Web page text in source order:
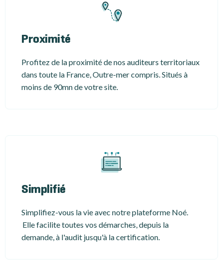
Proximité
Profitez de la proximité de nos auditeurs territoriaux
dans toute la France, Outre-mer compris. Situés à
moins de 90mn de votre site.
Simplifié
Simplifiez-vous la vie avec notre plateforme Noé.
Elle facilite toutes vos démarches, depuis la
demande, à l'audit jusqu'à la certification.